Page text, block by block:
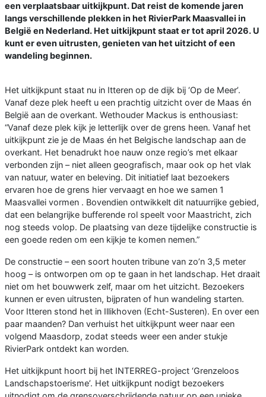
een verplaatsbaar uitkijkpunt. Dat reist de komende jaren
langs verschillende plekken in het RivierPark Maasvallei in
België en Nederland. Het uitkijkpunt staat er tot april 2026. U
kunt er even uitrusten, genieten van het uitzicht of een
wandeling beginnen.
Het uitkijkpunt staat nu in Itteren op de dijk bij ‘Op de Meer’.
Vanaf deze plek heeft u een prachtig uitzicht over de Maas én
België aan de overkant. Wethouder Mackus is enthousiast:
“Vanaf deze plek kijk je letterlijk over de grens heen. Vanaf het
uitkijkpunt zie je de Maas én het Belgische landschap aan de
overkant. Het benadrukt hoe nauw onze regio’s met elkaar
verbonden zijn – niet alleen geografisch, maar ook op het vlak
van natuur, water en beleving. Dit initiatief laat bezoekers
ervaren hoe de grens hier vervaagt en hoe we samen 1
Maasvallei vormen . Bovendien ontwikkelt dit natuurrijke gebied,
dat een belangrijke bufferende rol speelt voor Maastricht, zich
nog steeds volop. De plaatsing van deze tijdelijke constructie is
een goede reden om een kijkje te komen nemen.”
De constructie – een soort houten tribune van zo’n 3,5 meter
hoog – is ontworpen om op te gaan in het landschap. Het draait
niet om het bouwwerk zelf, maar om het uitzicht. Bezoekers
kunnen er even uitrusten, bijpraten of hun wandeling starten.
Voor Itteren stond het in Illikhoven (Echt-Susteren). En over een
paar maanden? Dan verhuist het uitkijkpunt weer naar een
volgend Maasdorp, zodat steeds weer een ander stukje
RivierPark ontdekt kan worden.
Het uitkijkpunt hoort bij het INTERREG-project ‘Grenzeloos
Landschapstoerisme’. Het uitkijkpunt nodigt bezoekers